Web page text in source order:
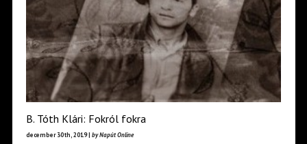
B. Tóth Klári: Fokról fokra
december 30th, 2019 | by Napút Online